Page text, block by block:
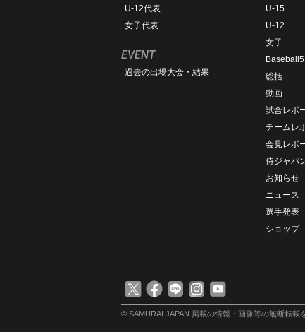
U-12代表
女子代表
EVENT
過去の出場大会・結果
U-15
U-12
女子
Baseball5
総括
動画
試合レポ
チームレ
会見レポ
侍ジャパ
お知らせ
ニュース
選手発表
ショップ
© SAMURAI JAPAN 掲載の情報・画像等の無断転載